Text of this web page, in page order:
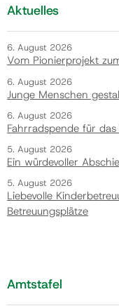
Aktuelles
6. August 2026
Vom Pionierprojekt
6. August 2026
Junge Menschen
6. August 2026
Fahrradspende für
5. August 2026
Ein würdevoller
5. August 2026
Liebevolle
Betreuungsplätze
Amtstafel